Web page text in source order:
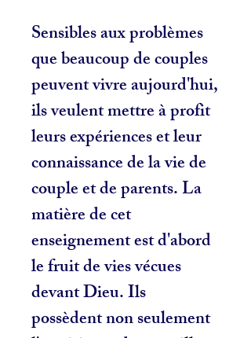
Sensibles aux problèmes
que beaucoup de couples
peuvent vivre aujourd'hui,
ils veulent mettre à profit
leurs expériences et leur
connaissance de la vie de
couple et de parents. La
matière de cet
enseignement est d'abord
le fruit de vies vécues
devant Dieu. Ils
possèdent non seulement